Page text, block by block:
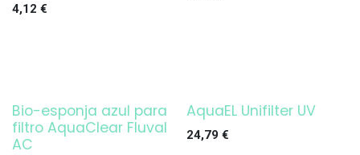
4,12 €
Bio-esponja azul para
filtro AquaClear Fluval
AC
¡OFERTA!
AquaEL Unifilter UV
24,79 €